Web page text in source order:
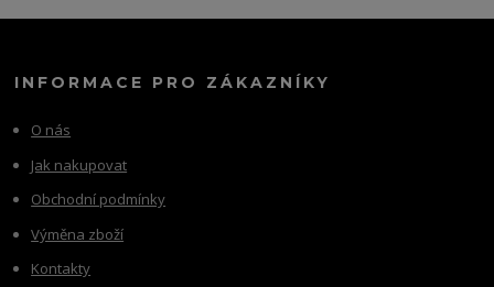
INFORMACE PRO ZÁKAZNÍKY
O nás
Jak nakupovat
Obchodní podmínky
Výměna zboží
Kontakty